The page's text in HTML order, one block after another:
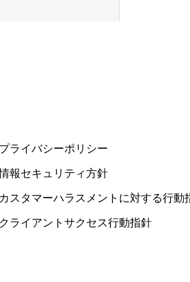
プライバシーポリシー
報セキュリティ方針
カスタマーハラスメントに対する行動
クライアントサクセス行動指針